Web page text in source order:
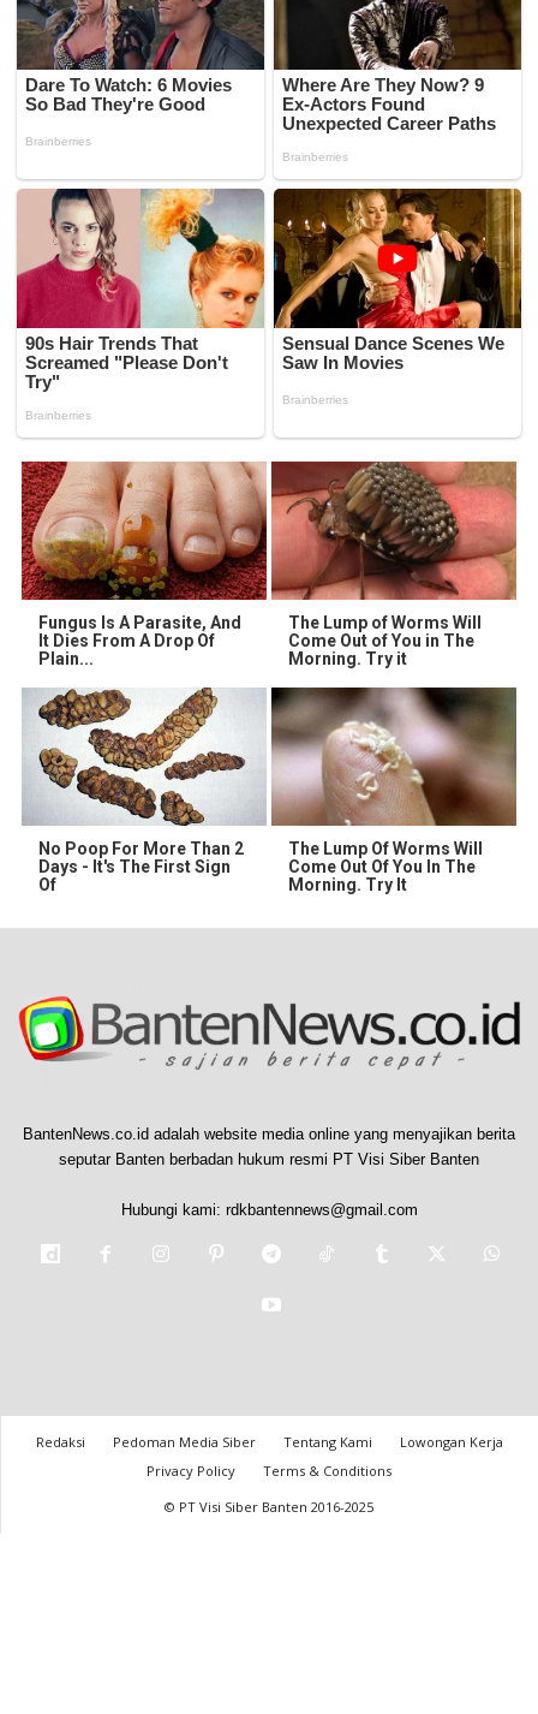
Fungus Is A Parasite, And
It Dies From A Drop Of
Plain...
The Lump of Worms Will
Come Out of You in The
Morning. Try it
No Poop For More Than 2
Days - It's The First Sign
Of
The Lump Of Worms Will
Come Out Of You In The
Morning. Try It
BantenNews.co.id adalah website media online yang menyajikan berita
seputar Banten berbadan hukum resmi PT Visi Siber Banten
Hubungi kami: rdkbantennews@gmail.com
Redaksi Pedoman Media Siber Tentang Kami
Lowongan Kerja
Privacy Policy
Terms & Conditions
© PT Visi Siber Banten 2016-2025